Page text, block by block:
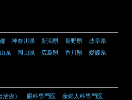
神奈川県 新潟県 長野県
岐阜県
県 岡山県 広島県 香川県 愛媛県
療） 眼科専門医
産婦人科専門医